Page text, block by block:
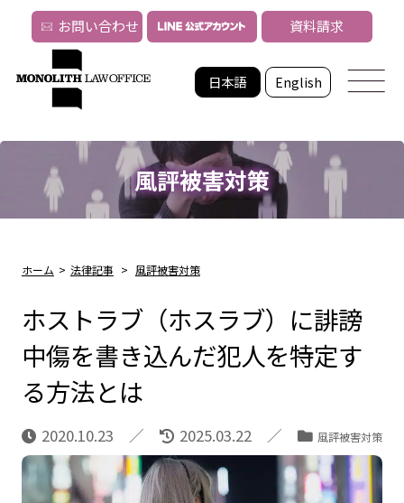
日本語 English
お問い合わせ 資料請求
風評被害対策
ホーム > 法律記事 > 風評被害対策
ホストラブ（ホスラブ）に誹謗
中傷を書き込んだ犯人を特定す
る方法とは
2020.10.23 2025.03.22 風評被害対策